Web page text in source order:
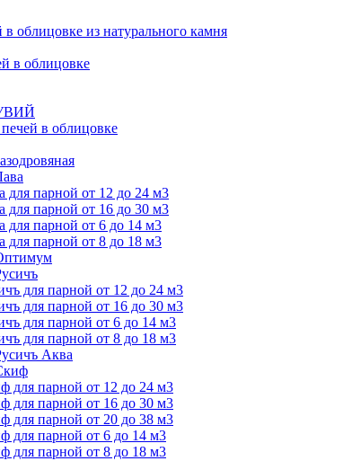
облицовке из натурального камня
в облицовке
в облицовке
парной от 12 до 24 м3
парной от 16 до 30 м3
парной от 6 до 14 м3
парной от 8 до 18 м3
для парной от 12 до 24 м3
для парной от 16 до 30 м3
для парной от 6 до 14 м3
для парной от 8 до 18 м3
Аква
парной от 12 до 24 м3
парной от 16 до 30 м3
парной от 20 до 38 м3
парной от 6 до 14 м3
парной от 8 до 18 м3